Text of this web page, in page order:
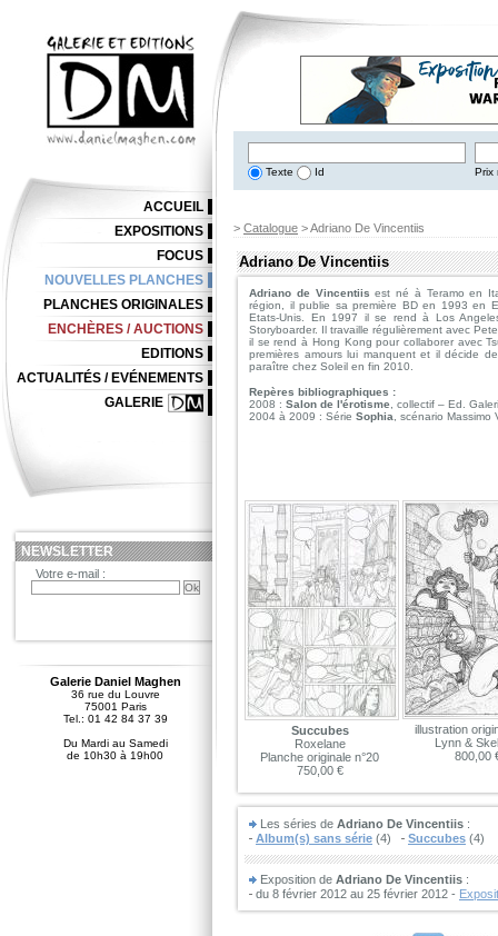
Texte Id Prix
> Catalogue > Adriano De Vincentiis
Adriano De Vincentiis
Adriano de Vincentiis est né à Teramo en
région, il publie sa première BD en 1993 en
Etats-Unis. En 1997 il se rend à Los
Storyboarder. Il travaille régulièrement avec
il se rend à Hong Kong pour collaborer avec
premières amours lui manquent et il décide
paraître chez Soleil en fin 2010.
Repères bibliographiques :
2008 : Salon de l'érotisme , collectif – Ed.
2004 à 2009 : Série Sophia , scénario
Succubes
Roxelane
Planche originale n°20
750,00 €
illustration
Lynn &
800,00
Les séries de Adriano De Vincentiis :
Album(s) sans série (4) Succubes (4)
Exposition de Adriano De Vincentiis :
du 8 février 2012 au 25 février 2012 -
ACCUEIL
EXPOSITIONS
FOCUS
NOUVELLES PLANCHES
PLANCHES ORIGINALES
ENCHÈRES / AUCTIONS
EDITIONS
ACTUALITÉS / EVÉNEMENTS
GALERIE
NEWSLETTER
Votre e-mail :
Galerie Daniel Maghen
36 rue du Louvre
75001 Paris
Tel.: 01 42 84 37 39
Du Mardi au Samedi
de 10h30 à 19h00